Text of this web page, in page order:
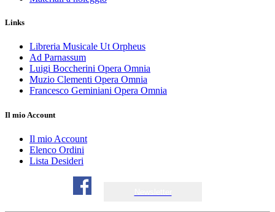
Links
Libreria Musicale Ut Orpheus
Ad Parnassum
Luigi Boccherini Opera Omnia
Muzio Clementi Opera Omnia
Francesco Geminiani Opera Omnia
Il mio Account
Il mio Account
Elenco Ordini
Lista Desideri